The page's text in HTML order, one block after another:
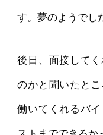
す。夢のようでし
後日、面接して
のかと聞いたと
働いてくれるバ